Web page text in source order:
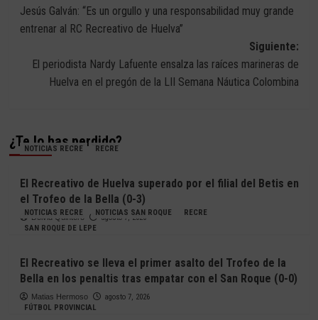
de
Jesús Galván: “Es un orgullo y una responsabilidad muy grande
entrenar al RC Recreativo de Huelva”
Siguiente:
El periodista Nardy Lafuente ensalza las raíces marineras de
Huelva en el pregón de la LII Semana Náutica Colombina
¿Te lo has perdido?
NOTICIAS RECRE RECRE
El Recreativo de Huelva superado por el filial del Betis en
el Trofeo de la Bella (0-3)
Deivid Quintero agosto 7, 2026
NOTICIAS RECRE NOTICIAS SAN ROQUE
RECRE
SAN ROQUE DE LEPE
El Recreativo se lleva el primer asalto del Trofeo de la
Bella en los penaltis tras empatar con el San Roque (0-0)
Matias Hermoso
agosto 7, 2026
FÚTBOL PROVINCIAL